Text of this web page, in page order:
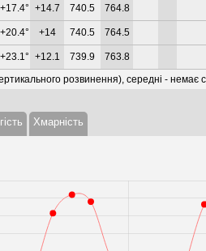
+17.4° +14.7 740.5 764.8
+20.4° +14 740.5 764.5
+23.1° +12.1 739.9 763.8
розвинення), середні - немає
Хмарність